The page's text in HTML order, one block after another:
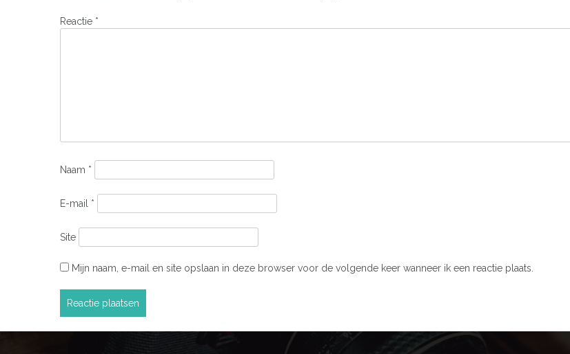
Reactie *
Naam *
E-mail *
Site
Mijn naam, e-mail en site opslaan in deze browser voor de volgende keer wanneer ik een reactie plaats.